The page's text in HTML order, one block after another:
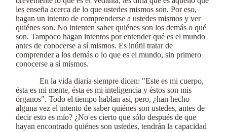
les enseña acerca de lo que ustedes mismos son. Por eso,
hagan un intento de comprenderse a ustedes mismos y ver
quiénes son. No intenten saber quiénes son los demás o qué
son. Tampoco hagan intentos por entender qué es el mundo
antes de conocerse a sí mismos. Es inútil tratar de
comprender a los demás o lo que es el mundo, sin primero
conocerse a sí mismos.
En la vida diaria siempre dicen: "Este es mi cuerpo,
ésta es mi mente, ésta es mi inteligencia y éstos son mis
órganos". Todo el tiempo hablan así, pero, ¿han hecho
alguna vez el intento de saber quiénes son ustedes, antes de
decir esto es mío? ¿No es cierto que sólo después de que
hayan encontrado quiénes son ustedes, tendrán la capacidad